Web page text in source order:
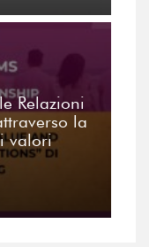
Relazioni
la
valori